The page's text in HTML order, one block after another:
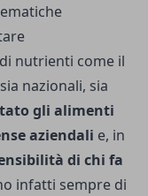
nutrienti come il
nazionali, sia
gli alimenti
aziendali e, in
di chi fa
infatti sempre di